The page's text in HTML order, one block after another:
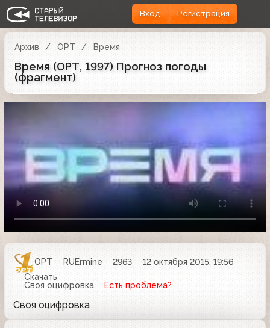
Вход Регистрация
Архив ОРТ Время
Время (ОРТ, 1997) Прогноз погоды
(фрагмент)
ОРТ RUErmine 2963
12 октября 2015, 19:56
Скачать
Своя оцифровка
Есть проблема?
Своя оцифровка